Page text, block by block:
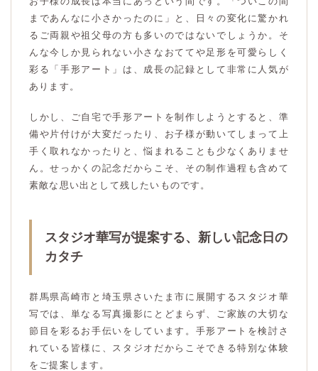
まであんなに小さかったのに」と、日々の変化に驚かれ
るご両親や祖父母の方も多いのではないでしょうか。そ
んな今しか見られない小さなおててや足形を可愛らしく
彩る「手形アート」は、成長の記録として非常に人気が
あります。
しかし、ご自宅で手形アートを制作しようとすると、準
備や片付けが大変だったり、お子様が動いてしまって上
手く取れなかったりと、悩まれることも少なくありませ
ん。せっかくの記念だからこそ、その制作過程も含めて
素敵な思い出として残したいものです。
スタジオ華写が提案する、新しい記念日の
カタチ
群馬県高崎市と埼玉県さいたま市に展開するスタジオ華
写では、単なる写真撮影にとどまらず、ご家族の大切な
節目を彩るお手伝いをしています。手形アートを検討さ
れている皆様に、スタジオだからこそできる特別な体験
をご提案します。